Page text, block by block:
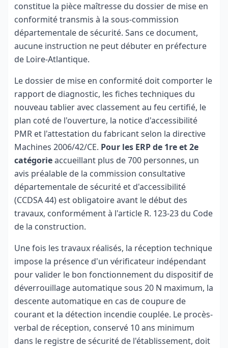
constitue la pièce maîtresse du dossier de mise en
conformité transmis à la sous-commission
départementale de sécurité. Sans ce document,
aucune instruction ne peut débuter en préfecture
de Loire-Atlantique.
Le dossier de mise en conformité doit comporter le
rapport de diagnostic, les fiches techniques du
nouveau tablier avec classement au feu certifié, le
plan coté de l'ouverture, la notice d'accessibilité
PMR et l'attestation du fabricant selon la directive
Machines 2006/42/CE. Pour les ERP de 1re et 2e
catégorieaccueillant plus de 700 personnes, un
avis préalable de la commission consultative
départementale de sécurité et d'accessibilité
(CCDSA 44) est obligatoire avant le début des
travaux, conformément à l'article R. 123-23 du Code
de la construction.
Une fois les travaux réalisés, la réception technique
impose la présence d'un vérificateur indépendant
pour valider le bon fonctionnement du dispositif de
déverrouillage automatique sous 20 N maximum, la
descente automatique en cas de coupure de
courant et la détection incendie couplée. Le procès-
verbal de réception, conservé 10 ans minimum
dans le registre de sécurité de l'établissement, doit